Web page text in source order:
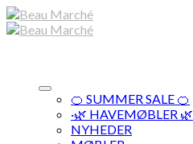
Skip
to
🍊 SUMMER SALE 🍊
·🌿 HAVEMØBLER 🌿
NYHEDER